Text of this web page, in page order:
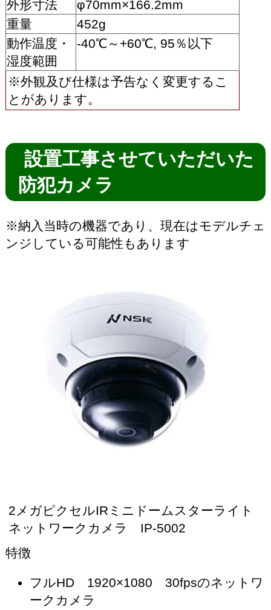
外形寸法
φ70mm×166.2mm
重量
452g
動作温度・
湿度範囲
-40℃～+60℃, 95％以下
※外観及び仕様は予告なく変更するこ
とがあります。
設置工事させていただいた
防犯カメラ
※納入当時の機器であり、現在はモデルチェ
ンジしている可能性もあります
2メガピクセルIRミニドームスターライト
ネットワークカメラ IP-5002
特徴
フルHD 1920×1080 30fpsのネットワ
ークカメラ